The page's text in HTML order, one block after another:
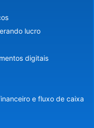
lucro
digitais
e fluxo de caixa